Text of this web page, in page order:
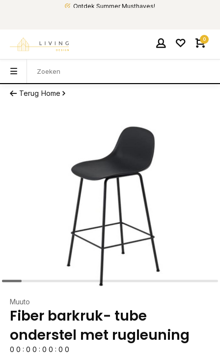
Ontdek Summer Musthaves!
0
Terug Home
Muuto
Fiber barkruk- tube
onderstel met rugleuning
0 0 : 0 0 : 0 0 : 0 0